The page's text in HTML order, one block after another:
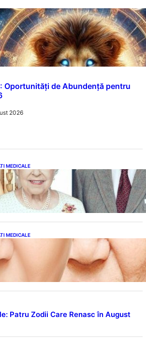
Oportunități de Abundență pentru
2026
MEDICALE
în Rândul Celebrităților: Lecții
Prințului Philip și a Altora care Au
Pe Punctul de a Împlini 100 de Ani
MEDICALE
Personalității după 70 de Ani: Ce
Ne Oferă Studiile Psihologice
Patru Zodii Care Renasc în August